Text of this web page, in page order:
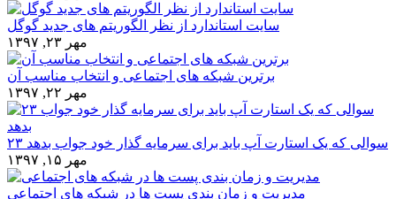
سایت استاندارد از نظر الگوریتم های جدید گوگل
مهر ۲۳, ۱۳۹۷
برترین شبکه های اجتماعی و انتخاب مناسب آن
مهر ۲۲, ۱۳۹۷
۲۳ سوالی که یک استارت آپ باید برای سرمایه گذار خود جواب بدهد
مهر ۱۵, ۱۳۹۷
مدیریت و زمان بندی پست ها در شبکه های اجتماعی